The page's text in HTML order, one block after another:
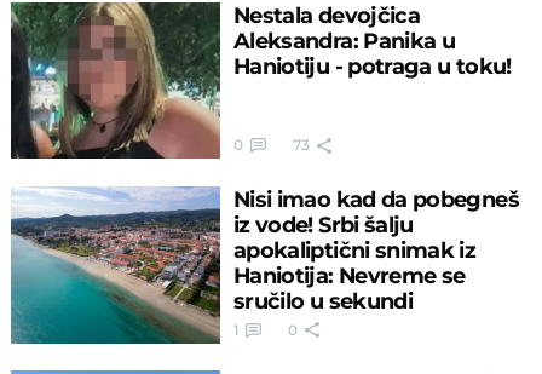
Nestala devojčica
Aleksandra: Panika u
Haniotiju - potraga u toku!
0 73
Nisi imao kad da pobegneš
iz vode! Srbi šalju
apokaliptični snimak iz
Haniotija: Nevreme se
sručilo u sekundi
1 0